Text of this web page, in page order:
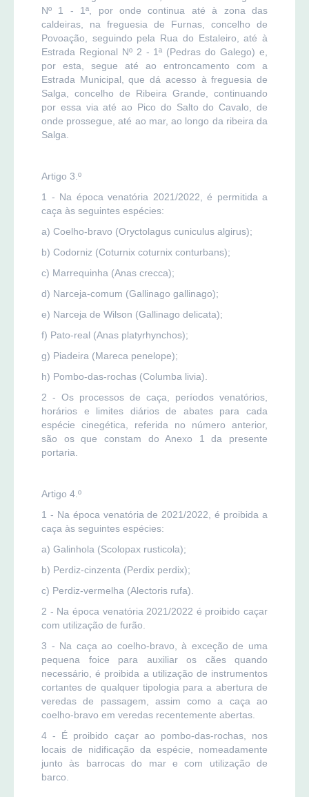
Nº 1 - 1ª, por onde continua até à zona das
caldeiras, na freguesia de Furnas, concelho de
Povoação, seguindo pela Rua do Estaleiro, até à
Estrada Regional Nº 2 - 1ª (Pedras do Galego) e,
por esta, segue até ao entroncamento com a
Estrada Municipal, que dá acesso à freguesia de
Salga, concelho de Ribeira Grande, continuando
por essa via até ao Pico do Salto do Cavalo, de
onde prossegue, até ao mar, ao longo da ribeira da
Salga.
Artigo 3.º
1 - Na época venatória 2021/2022, é permitida a
caça às seguintes espécies:
a) Coelho-bravo (Oryctolagus cuniculus algirus);
b) Codorniz (Coturnix coturnix conturbans);
c) Marrequinha (Anas crecca);
d) Narceja-comum (Gallinago gallinago);
e) Narceja de Wilson (Gallinago delicata);
f) Pato-real (Anas platyrhynchos);
g) Piadeira (Mareca penelope);
h) Pombo-das-rochas (Columba livia).
2 - Os processos de caça, períodos venatórios,
horários e limites diários de abates para cada
espécie cinegética, referida no número anterior,
são os que constam do Anexo 1 da presente
portaria.
Artigo 4.º
1 - Na época venatória de 2021/2022, é proibida a
caça às seguintes espécies:
a) Galinhola (Scolopax rusticola);
b) Perdiz-cinzenta (Perdix perdix);
c) Perdiz-vermelha (Alectoris rufa).
2 - Na época venatória 2021/2022 é proibido caçar
com utilização de furão.
3 - Na caça ao coelho-bravo, à exceção de uma
pequena foice para auxiliar os cães quando
necessário, é proibida a utilização de instrumentos
cortantes de qualquer tipologia para a abertura de
veredas de passagem, assim como a caça ao
coelho-bravo em veredas recentemente abertas.
4 - É proibido caçar ao pombo-das-rochas, nos
locais de nidificação da espécie, nomeadamente
junto às barrocas do mar e com utilização de
barco.